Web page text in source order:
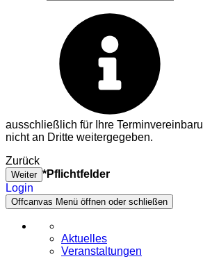
ausschließlich für Ihre
nicht an Dritte weitergegeben.
Zurück
Weiter *Pflichtfelder
Login
Offcanvas Menü öffnen oder schließen
Aktuelles
Veranstaltungen